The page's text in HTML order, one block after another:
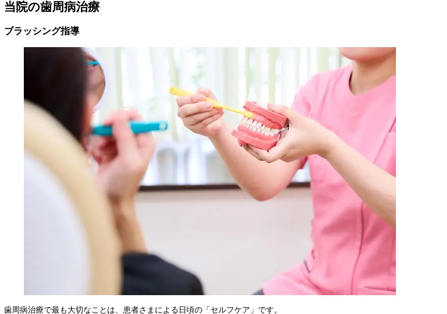
当院の歯周病治療
ブラッシング指導
歯周病治療で最も大切なことは、患者さまによる日頃の「セルフケア」です。